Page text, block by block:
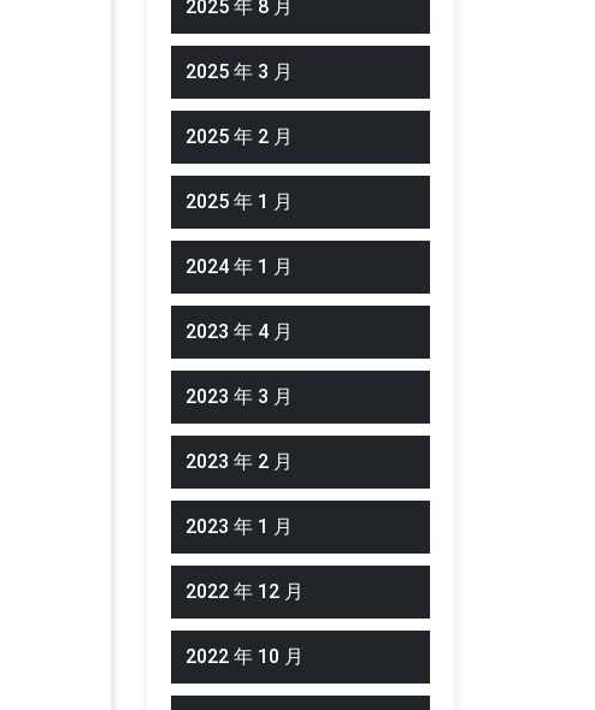
2025 年 8 月
2025 年 3 月
2025 年 2 月
2025 年 1 月
2024 年 1 月
2023 年 4 月
2023 年 3 月
2023 年 2 月
2023 年 1 月
2022 年 12 月
2022 年 10 月